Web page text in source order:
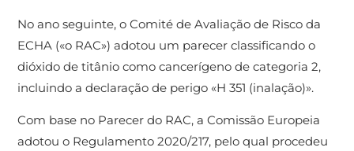
No ano seguinte, o Comité de Avaliação de Risco da
ECHA («o RAC») adotou um parecer classificando o
dióxido de titânio como cancerígeno de categoria 2,
incluindo a declaração de perigo «H 351 (inalação)».
Com base no Parecer do RAC, a Comissão Europeia
adotou o Regulamento 2020/217, pelo qual procedeu